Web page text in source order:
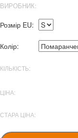
ВИРОБНИК:
Розмір EU:
Колір:
КІЛЬКІСТЬ:
ЦІНА:
СТАРА ЦІНА: